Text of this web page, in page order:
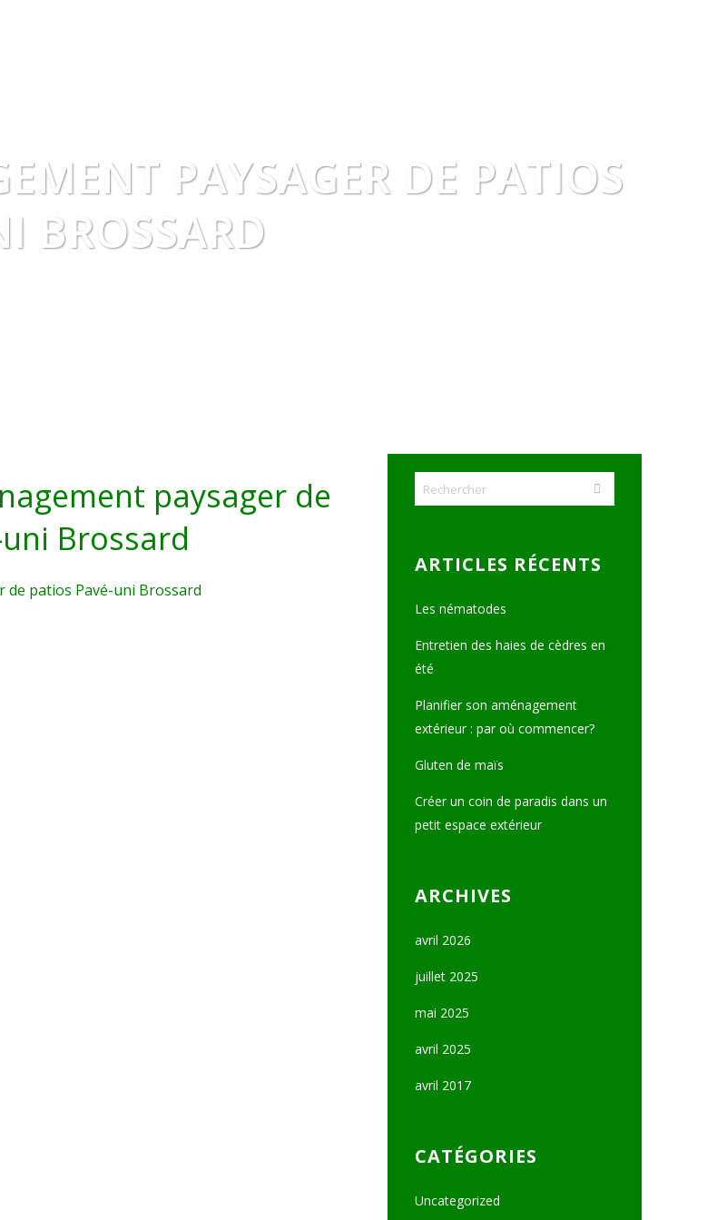
PAYSAGER DE PATIOS
BROSSARD
paysager de
Brossard
ARTICLES RÉCENTS
Les nématodes
Entretien des haies de cèdres en
été
Planifier son aménagement
extérieur : par où commencer?
Gluten de maïs
Créer un coin de paradis dans un
petit espace extérieur
ARCHIVES
avril 2026
juillet 2025
mai 2025
avril 2025
avril 2017
CATÉGORIES
Uncategorized